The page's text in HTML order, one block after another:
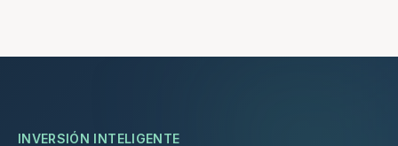
INVERSIÓN INTELIGENTE